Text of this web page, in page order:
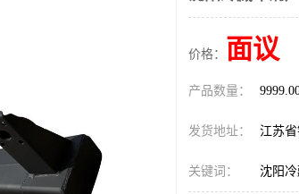
价格： 面议
产品数量：
发货地址： 江苏
关键词： 沈阳